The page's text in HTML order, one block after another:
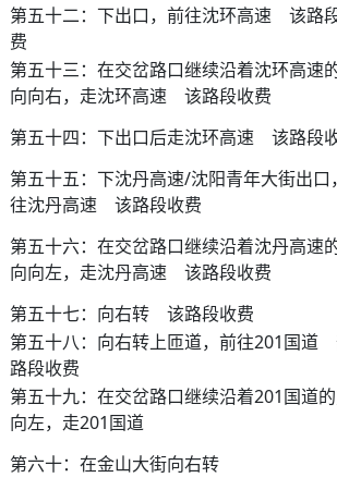
第五十二：下出口，前往沈环高速 该路
费
第五十三：在交岔路口继续沿着沈环高速
向向右，走沈环高速 该路段收费
第五十四：下出口后走沈环高速 该路段
第五十五：下沈丹高速/沈阳青年大街出口
往沈丹高速 该路段收费
第五十六：在交岔路口继续沿着沈丹高速
向向左，走沈丹高速 该路段收费
第五十七：向右转 该路段收费
第五十八：向右转上匝道，前往201国道
路段收费
第五十九：在交岔路口继续沿着201国道
向左，走201国道
第六十：在金山大街向右转